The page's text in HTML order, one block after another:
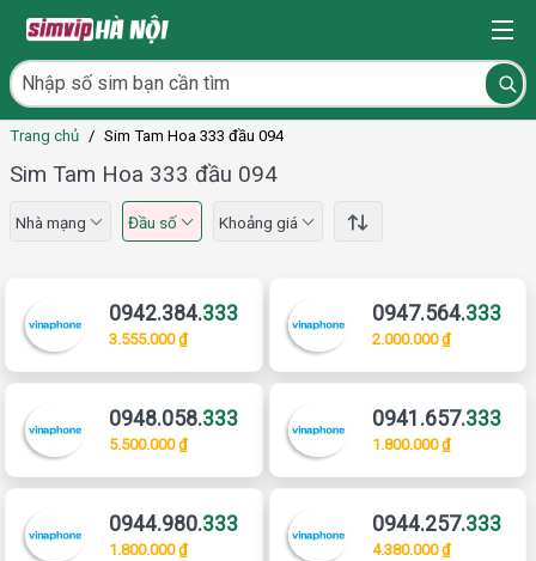
Trang chủ / Sim Tam Hoa 333 đầu 094
Sim Tam Hoa 333 đầu 094
Nhà mạng Đầu số Khoảng giá
0942.384.333
3.555.000 ₫
0947.564.333
2.000.000 ₫
0948.058.333
5.500.000 ₫
0941.657.333
1.800.000 ₫
0944.980.333
1.800.000 ₫
0944.257.333
4.380.000 ₫